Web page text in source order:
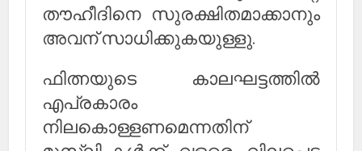
തൗഹീദിനെ സുരക്ഷിതമാക്കാനും
അവന് സാധിക്കുകയുള്ളു.
ഫിത്നയുടെ കാലഘട്ടത്തില്‍
എപ്രകാരം
നിലകൊള്ളണമെന്നതിന്